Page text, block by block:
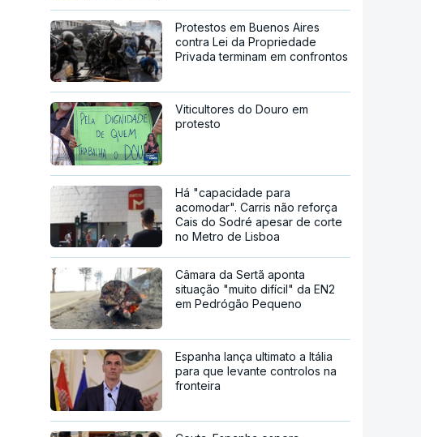
Protestos em Buenos Aires
contra Lei da Propriedade
Privada terminam em confrontos
Viticultores do Douro em
protesto
Há "capacidade para
acomodar". Carris não reforça
Cais do Sodré apesar de corte
no Metro de Lisboa
Câmara da Sertã aponta
situação "muito difícil" da EN2
em Pedrógão Pequeno
Espanha lança ultimato a Itália
para que levante controlos na
fronteira